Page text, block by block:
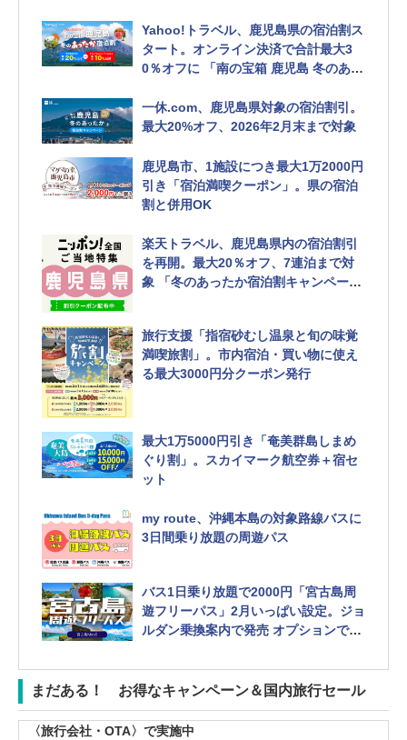
Yahoo!トラベル、鹿児島県の宿泊割ス
タート。オンライン決済で合計最大3
0％オフに 「南の宝箱 鹿児島 冬のあっ
一休.com、鹿児島県対象の宿泊割引。
最大20%オフ、2026年2月末まで対象
鹿児島市、1施設につき最大1万2000円
引き「宿泊満喫クーポン」。県の宿泊
割と併用OK
楽天トラベル、鹿児島県内の宿泊割引
を再開。最大20％オフ、7連泊まで対
象 「冬のあったか宿泊割キャンペー
旅行支援「指宿砂むし温泉と旬の味覚
満喫旅割」。市内宿泊・買い物に使え
る最大3000円分クーポン発行
最大1万5000円引き「奄美群島しまめ
ぐり割」。スカイマーク航空券＋宿セ
ット
my route、沖縄本島の対象路線バスに
3日間乗り放題の周遊パス
バス1日乗り放題で2000円「宮古島周
遊フリーパス」2月いっぱい設定。ジョ
ルダン乗換案内で発売 オプションで海
まだある！ お得なキャンペーン＆国内旅行セール
〈旅行会社・OTA〉で実施中